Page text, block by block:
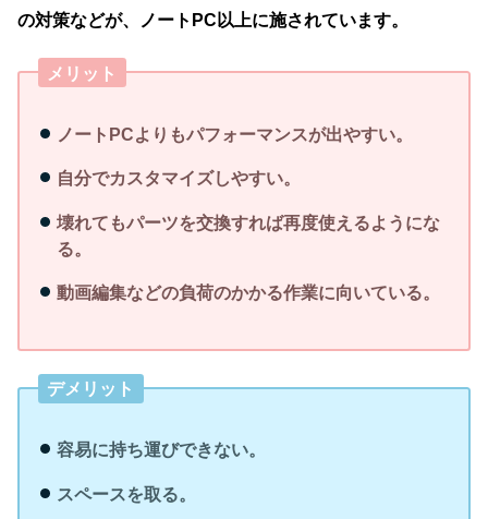
の対策などが、ノートPC以上に施されています。
メリット
ノートPCよりもパフォーマンスが出やすい。
自分でカスタマイズしやすい。
壊れてもパーツを交換すれば再度使えるようにな
る。
動画編集などの負荷のかかる作業に向いている。
デメリット
容易に持ち運びできない。
スペースを取る。